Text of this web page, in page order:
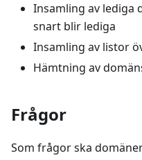
Insamling av lediga
snart blir lediga
Insamling av listor
Hämtning av
Frågor
Som frågor ska